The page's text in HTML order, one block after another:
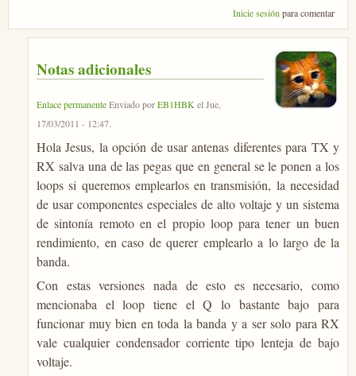
Inicie sesión para comentar
Notas adicionales
Enlace permanenteEnviado porEB1HBKelJue,
17/03/2011 - 12:47.
Hola Jesus, la opción de usar antenas diferentes para TX y
RX salva una de las pegas que en general se le ponen a los
loops si queremos emplearlos en transmisión, la necesidad
de usar componentes especiales de alto voltaje y un sistema
de sintonía remoto en el propio loop para tener un buen
rendimiento, en caso de querer emplearlo a lo largo de la
banda.
Con estas versiones nada de esto es necesario, como
mencionaba el loop tiene el Q lo bastante bajo para
funcionar muy bien en toda la banda y a ser solo para RX
vale cualquier condensador corriente tipo lenteja de bajo
voltaje.